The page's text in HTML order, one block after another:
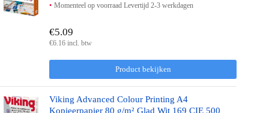
Momenteel op voorraad Levertijd 2-3 werkdagen
Product bekijken
€5.09
€6.16 incl. btw
Viking Advanced Colour Printing A4
Kopieerpapier 80 g/m² Glad Wit 169 CIE 500